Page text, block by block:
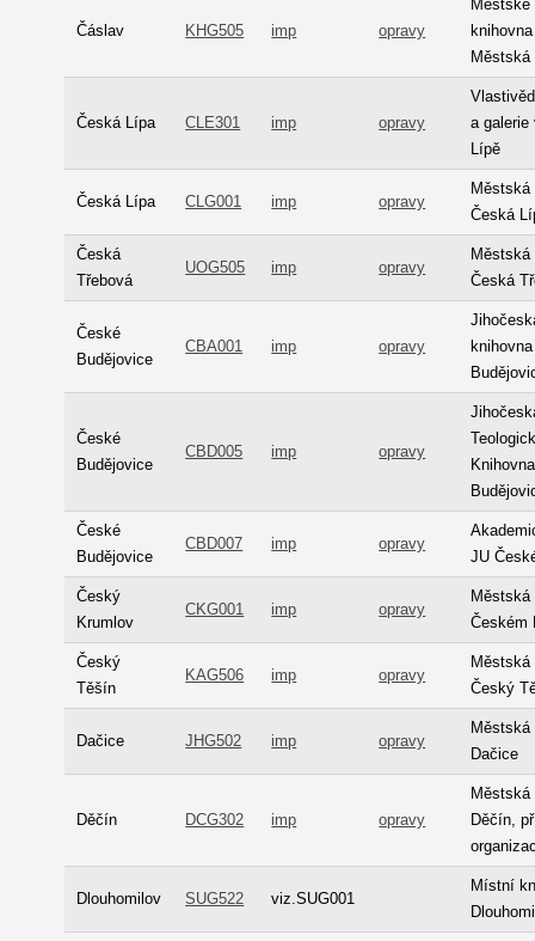
Čáslav KHG505 imp opravy
Městské
Městská
Česká Lípa CLE301 imp opravy
a galerie
Lípě
Česká Lípa CLG001 imp opravy
Městská
Česká
Česká
Třebová
UOG505 imp opravy
Městská
Česká
České
Budějovice
CBA001 imp opravy
České
Budějovice
CBD005 imp opravy
České
Budějovice
CBD007 imp opravy
JU
Český
Krumlov
CKG001 imp opravy
Českém
Český
Těšín
KAG506 imp opravy
Městská
Český
Dačice JHG502 imp opravy
Městská
Dačice
Děčín DCG302 imp opravy
Městská
Děčín,
Dlouhomilov SUG522 viz.SUG001
Místní